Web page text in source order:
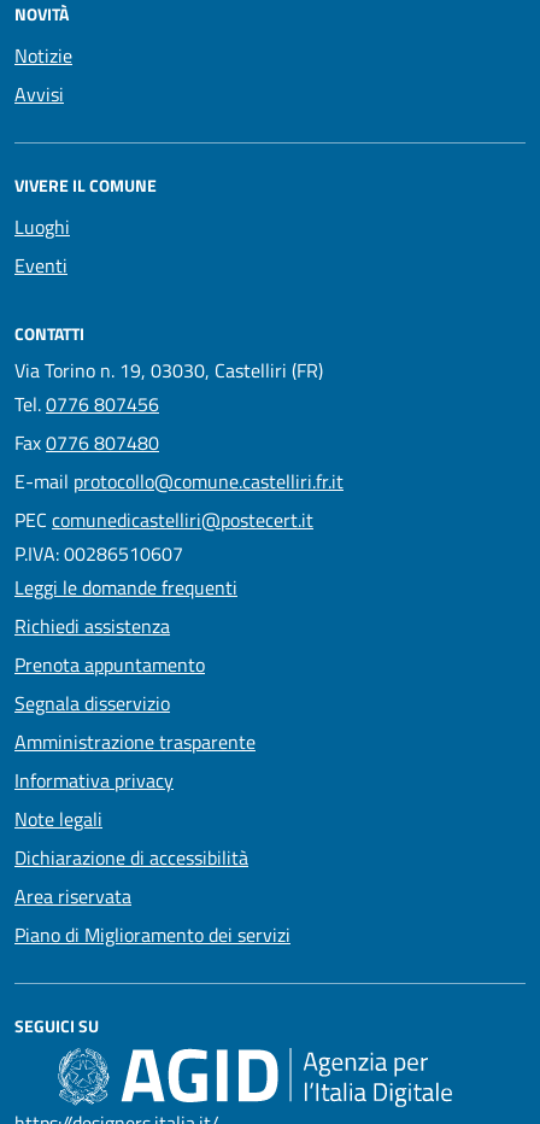
NOVITÀ
Notizie
Avvisi
VIVERE IL COMUNE
Luoghi
Eventi
CONTATTI
Via Torino n. 19, 03030, Castelliri (FR)
Tel.0776 807456
Fax0776 807480
E-mail protocollo@comune.castelliri.fr.it
PEC comunedicastelliri@postecert.it
P.IVA: 00286510607
Leggi le domande frequenti
Richiedi assistenza
Prenota appuntamento
Segnala disservizio
Amministrazione trasparente
Informativa privacy
Note legali
Dichiarazione di accessibilità
Area riservata
Piano di Miglioramento dei servizi
SEGUICI SU